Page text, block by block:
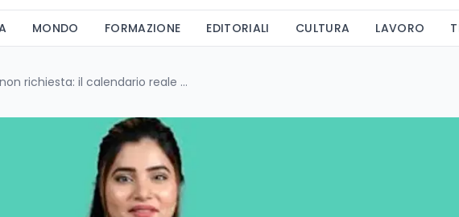
MONDO FORMAZIONE EDITORIALI CULTURA LAVORO
Riserva GPS non richiesta: il calendario reale del rientro in prima fascia